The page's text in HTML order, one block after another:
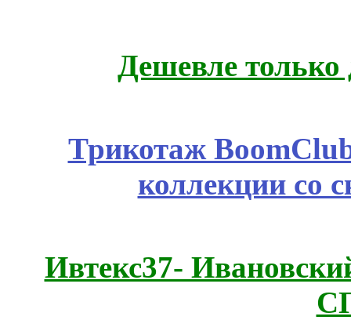
Дешевле
Трикотаж
коллекции со
Ивтекс37-